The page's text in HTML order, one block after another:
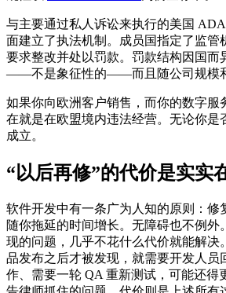
与主要通过私人诉讼来执行的美国
面建立了执法机制。成员国指定了监管
要求整改并处以罚款。罚款结构因国而
——不是象征性的——而且随公司规模和
如果你向欧洲客户销售，而你的数字服
在就是在欧盟境内违法经营。无论你是
成立。
“以后再修”的代价是实实
软件开发中有一条广为人知的原则：修
随你拖延的时间增长。无障碍也不例外
现的问题，几乎不花什么代价就能解决
品发布之后才被发现，就需要开发人员
作、需要一轮 QA 重新测试，可能还得